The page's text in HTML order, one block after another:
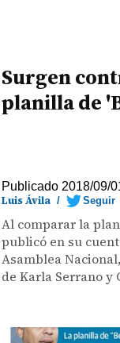
Surgen
planilla de
Publicado 2018/09/
Luis Ávila / Seguir
Al comparar la
publicó en su
Asamblea
de Karla Serrano y